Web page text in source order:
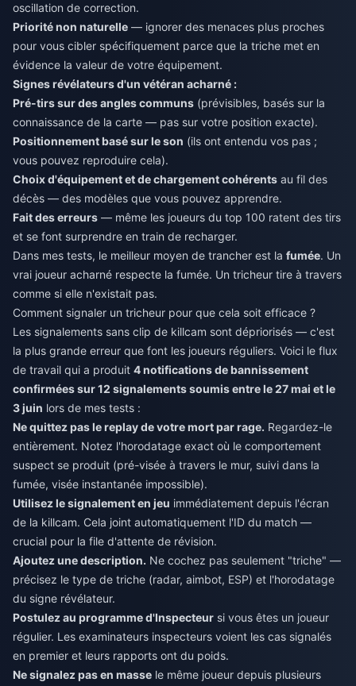
oscillation de correction.
Priorité non naturelle — ignorer des menaces plus proches
pour vous cibler spécifiquement parce que la triche met en
évidence la valeur de votre équipement.
Signes révélateurs d'un vétéran acharné :
Pré-tirs sur des angles communs (prévisibles, basés sur la
connaissance de la carte — pas sur votre position exacte).
Positionnement basé sur le son (ils ont entendu vos pas ;
vous pouvez reproduire cela).
Choix d'équipement et de chargement cohérents au fil des
décès — des modèles que vous pouvez apprendre.
Fait des erreurs — même les joueurs du top 100 ratent des tirs
et se font surprendre en train de recharger.
Dans mes tests, le meilleur moyen de trancher est la fumée. Un
vrai joueur acharné respecte la fumée. Un tricheur tire à travers
comme si elle n'existait pas.
Comment signaler un tricheur pour que cela soit efficace ?
Les signalements sans clip de killcam sont dépriorisés — c'est
la plus grande erreur que font les joueurs réguliers. Voici le flux
de travail qui a produit 4 notifications de bannissement
confirmées sur 12 signalements soumis entre le 27 mai et le
3 juin lors de mes tests :
Ne quittez pas le replay de votre mort par rage. Regardez-le
entièrement. Notez l'horodatage exact où le comportement
suspect se produit (pré-visée à travers le mur, suivi dans la
fumée, visée instantanée impossible).
Utilisez le signalement en jeu immédiatement depuis l'écran
de la killcam. Cela joint automatiquement l'ID du match —
crucial pour la file d'attente de révision.
Ajoutez une description. Ne cochez pas seulement "triche" —
précisez le type de triche (radar, aimbot, ESP) et l'horodatage
du signe révélateur.
Postulez au programme d'Inspecteur si vous êtes un joueur
régulier. Les examinateurs inspecteurs voient les cas signalés
en premier et leurs rapports ont du poids.
Ne signalez pas en masse le même joueur depuis plusieurs